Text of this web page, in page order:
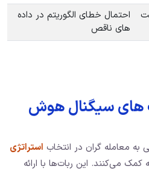
احتمال خطای الگوریتم در داده
های ناقص
های سیگنال هوش
معامله‌ گران در انتخاب استراتژی‌
کمک می‌کنند. این ربات‌ها با ارائه